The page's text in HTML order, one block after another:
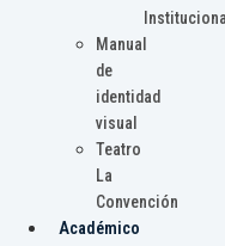
Institucional
Manual
de
identidad
visual
Teatro
La
Convención
Académico